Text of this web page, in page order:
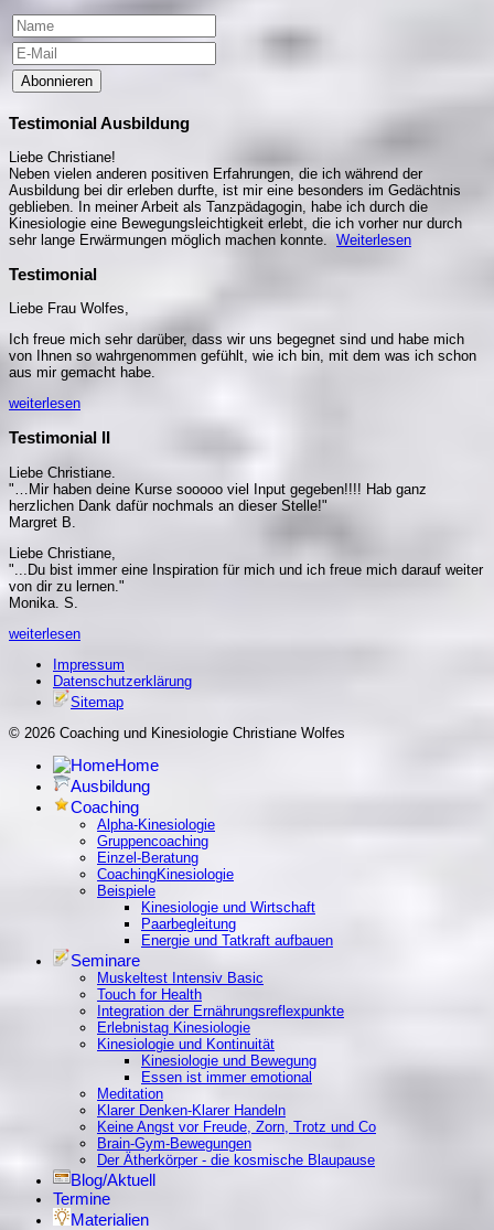
Abonnieren
Testimonial Ausbildung
Liebe Christiane!
Neben vielen anderen positiven Erfahrungen, die ich während der
Ausbildung bei dir erleben durfte, ist mir eine besonders im Gedächtnis
geblieben. In meiner Arbeit als Tanzpädagogin, habe ich durch die
Kinesiologie eine Bewegungsleichtigkeit erlebt, die ich vorher nur durch
sehr lange Erwärmungen möglich machen konnte. Weiterlesen
Testimonial
Liebe Frau Wolfes,
Ich freue mich sehr darüber, dass wir uns begegnet sind und habe mich
von Ihnen so wahrgenommen gefühlt, wie ich bin, mit dem was ich schon
aus mir gemacht habe.
weiterlesen
Testimonial II
Liebe Christiane.
"…Mir haben deine Kurse sooooo viel Input gegeben!!!! Hab ganz
herzlichen Dank dafür nochmals an dieser Stelle!"
Margret B.
Liebe Christiane,
"...Du bist immer eine Inspiration für mich und ich freue mich darauf weiter
von dir zu lernen."
Monika. S.
weiterlesen
Impressum
Datenschutzerklärung
Sitemap
© 2026 Coaching und Kinesiologie Christiane Wolfes
Home
Ausbildung
Coaching
Alpha-Kinesiologie
Gruppencoaching
Einzel-Beratung
CoachingKinesiologie
Beispiele
Kinesiologie und Wirtschaft
Paarbegleitung
Energie und Tatkraft aufbauen
Seminare
Muskeltest Intensiv Basic
Touch for Health
Integration der Ernährungsreflexpunkte
Erlebnistag Kinesiologie
Kinesiologie und Kontinuität
Kinesiologie und Bewegung
Essen ist immer emotional
Meditation
Klarer Denken-Klarer Handeln
Keine Angst vor Freude, Zorn, Trotz und Co
Brain-Gym-Bewegungen
Der Ätherkörper - die kosmische Blaupause
Blog/Aktuell
Termine
Materialien